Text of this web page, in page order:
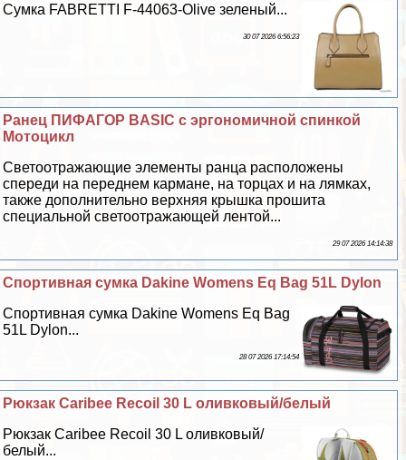
Сумка FABRETTI F-44063-Olive зеленый...
30 07 2026 6:56:23
Ранец ПИФАГОР BASIC с эргономичной спинкой
Мотоцикл
Светоотражающие элементы ранца расположены
спереди на переднем кармане, на торцах и на лямках,
также дополнительно верхняя крышка прошита
специальной светоотражающей лентой...
29 07 2026 14:14:38
Спортивная сумка Dakine Womens Eq Bag 51L Dylon
Спортивная сумка Dakine Womens Eq Bag
51L Dylon...
28 07 2026 17:14:54
Рюкзак Caribee Recoil 30 L оливковый/белый
Рюкзак Caribee Recoil 30 L оливковый/
белый...